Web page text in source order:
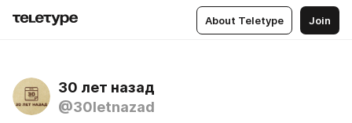
About Teletype Join
30 лет назад
@30letnazad